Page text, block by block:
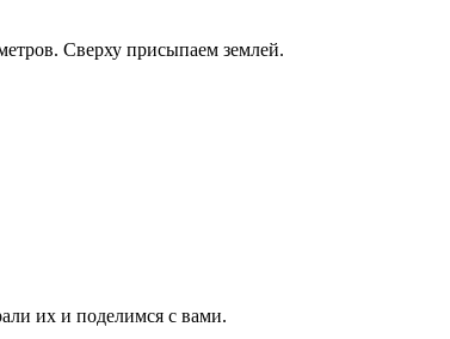
Сверху присыпаем землей.
их и поделимся с вами.